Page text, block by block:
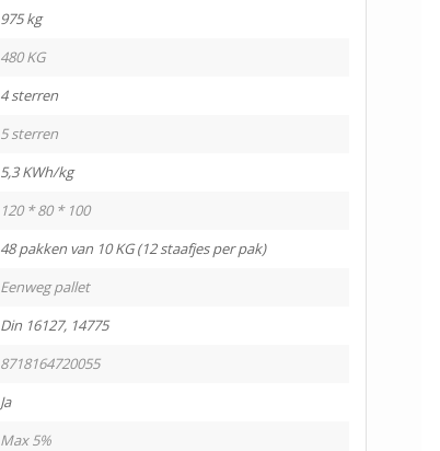
975 kg
480 KG
4 sterren
5 sterren
5,3 KWh/kg
120 * 80 * 100
48 pakken van 10 KG (12 staafjes per pak)
Eenweg pallet
Din 16127, 14775
8718164720055
Ja
Max 5%